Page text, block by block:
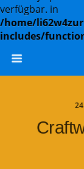
verfügbar. in
/home/
includes/